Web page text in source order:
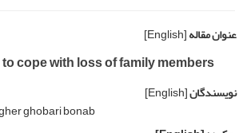
عنوان مقاله[English]
cope with loss of family members
نویسندگان[English]
ghobari bonab